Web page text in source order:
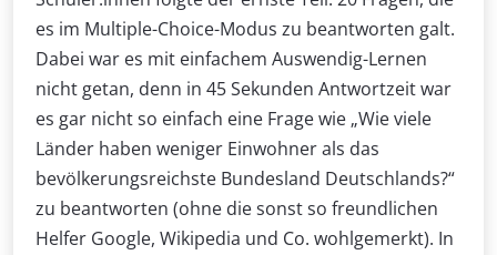
es im Multiple-Choice-Modus zu beantworten galt.
Dabei war es mit einfachem Auswendig-Lernen
nicht getan, denn in 45 Sekunden Antwortzeit war
es gar nicht so einfach eine Frage wie „Wie viele
Länder haben weniger Einwohner als das
bevölkerungsreichste Bundesland Deutschlands?“
zu beantworten (ohne die sonst so freundlichen
Helfer Google, Wikipedia und Co. wohlgemerkt). In